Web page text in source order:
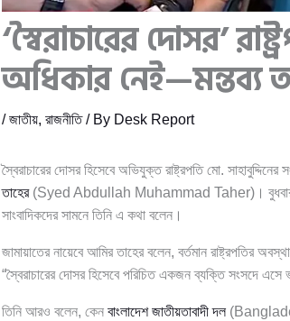
‘স্বৈরাচারের দোসর’
অধিকার নেই—মন্তব্য
/জাতীয়, রাজনীতি/ By Desk Report
স্বৈরাচারের দোসর হিসেবে অভিযুক্ত রাষ্ট্রপতি মো.
তাহের(Syed Abdullah Muhammad Taher)। বুধবার (১১
সাংবাদিকদের সামনে তিনি এ কথা বলেন।
জামায়াতের নায়েবে আমির তাহের বলেন, বর্তমান রাষ্ট্রপতির
“স্বৈরাচারের দোসর হিসেবে পরিচিত একজন ব্যক্তি সংসদে
তিনি আরও বলেন, কেন বাংলাদেশ জাতীয়তাবাদী দল